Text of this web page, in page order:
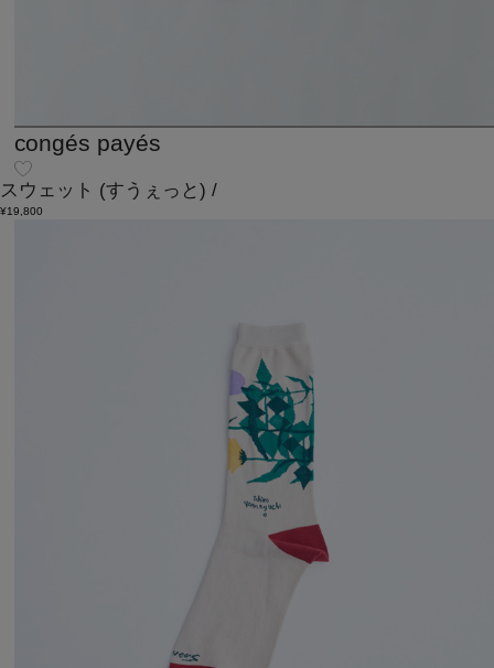
congés payés
スウェット (すうぇっと) /
¥19,800